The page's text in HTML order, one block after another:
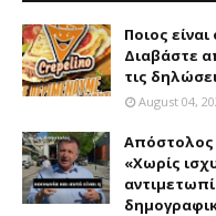
Ποιος
Διαβάστε
τις
August 04,
Απόστολος
«Χωρίς